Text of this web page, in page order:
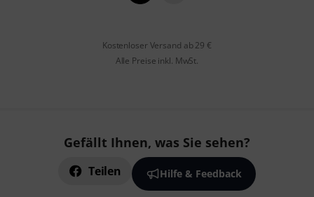
Kostenloser Versand ab 29 €
Alle Preise inkl. MwSt.
Gefällt Ihnen, was Sie sehen?
Teilen Hilfe & Feedback